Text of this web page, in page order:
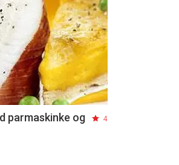
parmaskinke og
4